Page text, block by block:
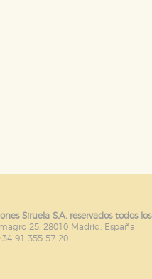
Siruela S.A. reservados todos
25. 28010 Madrid. España
91 355 57 20